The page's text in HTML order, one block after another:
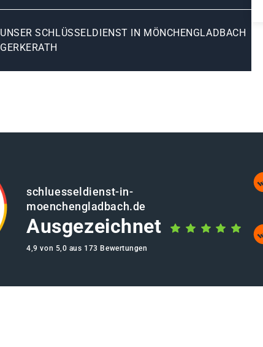
UNSER SCHLÜSSELDIENST IN MÖNCHENGLADBACH
GERKERATH
schluesseldienst-in-
moenchengladbach.de
Ausgezeichnet
4,9 von 5,0 aus 173 Bewertungen